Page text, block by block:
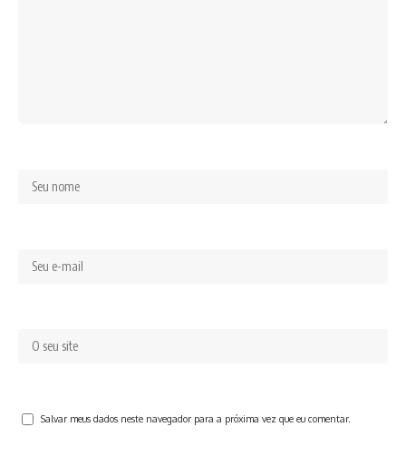
Salvar meus dados neste navegador para a próxima vez que eu comentar.